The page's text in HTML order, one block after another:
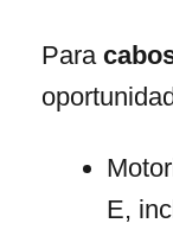
Para
E,